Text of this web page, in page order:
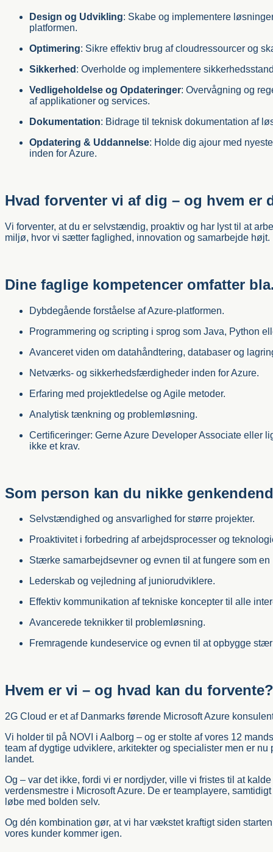
Design og Udvikling: Skabe og implementere
platformen.
Optimering: Sikre effektiv brug af cloudressourcer og
Sikkerhed : Overholde og implementere
Vedligeholdelse og Opdateringer: Overvågning og
af applikationer og services.
Dokumentation: Bidrage til teknisk dokumentation af
Opdatering & Uddannelse: Holde dig ajour med
inden for Azure.
Hvad forventer vi af dig – og hvem er
Vi forventer, at du er selvstændig, proaktiv og har lyst til at
miljø, hvor vi sætter faglighed, innovation og samarbejde højt.
Dine faglige kompetencer omfatter
Dybdegående forståelse af Azure-platformen.
Programmering og scripting i sprog som Java, Python
Avanceret viden om datahåndtering, databaser og
Netværks- og sikkerhedsfærdigheder inden for Azure.
Erfaring med projektledelse og Agile metoder.
Analytisk tænkning og problemløsning.
Certificeringer: Gerne Azure Developer Associate eller
ikke et krav.
Som person kan du nikke
Selvstændighed og ansvarlighed for større projekter.
Proaktivitet i forbedring af arbejdsprocesser og
Stærke samarbejdsevner og evnen til at fungere som
Lederskab og vejledning af juniorudviklere.
Effektiv kommunikation af tekniske koncepter til alle
Avancerede teknikker til problemløsning.
Fremragende kundeservice og evnen til at opbygge
Hvem er vi – og hvad kan du
2G Cloud er et af Danmarks førende Microsoft Azure
Vi holder til på NOVI i Aalborg – og er stolte af vores 12
team af dygtige udviklere, arkitekter og specialister men er nu
landet.
Og – var det ikke, fordi vi er nordjyder, ville vi fristes til at
verdensmestre i Microsoft Azure. De er teamplayere,
løbe med bolden selv.
Og dén kombination gør, at vi har vækstet kraftigt siden
vores kunder kommer igen.